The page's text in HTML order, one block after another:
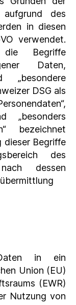
aufgrund des
in diesen
verwendet.
Begriffe
Daten,
„besondere
DSG als
„besonders
bezeichnet
dieser Begriffe
des
dessen
Daten in ein
Union (EU)
(EWR)
Nutzung von